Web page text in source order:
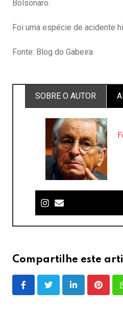
Bolsonaro.
Foi uma espécie de acidente
Fonte: Blog do Gabeira
SOBRE O AUTOR
Compartilhe este
LinkedIn